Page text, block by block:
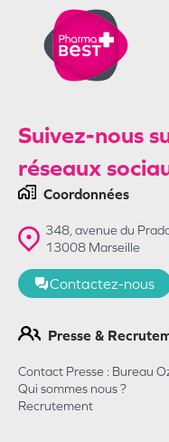
Suivez-nous
réseaux
Coordonnées
348, avenue du
13008 Marseille
Contactez-nous
Presse &
Contact Presse : Bureau
Qui sommes nous ?
Recrutement